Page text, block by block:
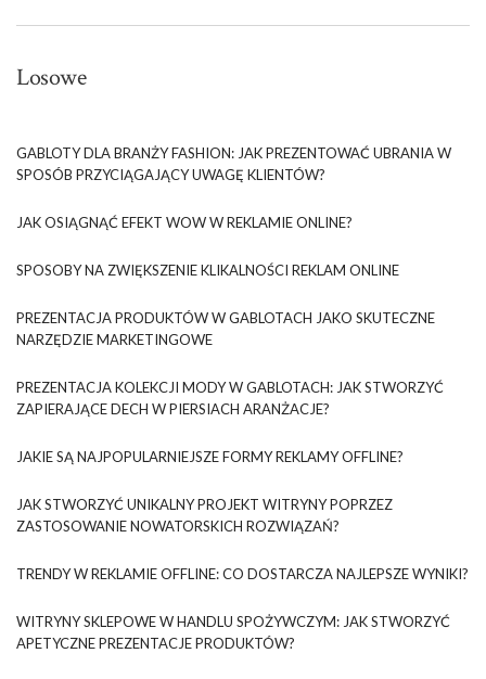
Losowe
GABLOTY DLA BRANŻY FASHION: JAK PREZENTOWAĆ UBRANIA W
SPOSÓB PRZYCIĄGAJĄCY UWAGĘ KLIENTÓW?
JAK OSIĄGNĄĆ EFEKT WOW W REKLAMIE ONLINE?
SPOSOBY NA ZWIĘKSZENIE KLIKALNOŚCI REKLAM ONLINE
PREZENTACJA PRODUKTÓW W GABLOTACH JAKO SKUTECZNE
NARZĘDZIE MARKETINGOWE
PREZENTACJA KOLEKCJI MODY W GABLOTACH: JAK STWORZYĆ
ZAPIERAJĄCE DECH W PIERSIACH ARANŻACJE?
JAKIE SĄ NAJPOPULARNIEJSZE FORMY REKLAMY OFFLINE?
JAK STWORZYĆ UNIKALNY PROJEKT WITRYNY POPRZEZ
ZASTOSOWANIE NOWATORSKICH ROZWIĄZAŃ?
TRENDY W REKLAMIE OFFLINE: CO DOSTARCZA NAJLEPSZE WYNIKI?
WITRYNY SKLEPOWE W HANDLU SPOŻYWCZYM: JAK STWORZYĆ
APETYCZNE PREZENTACJE PRODUKTÓW?